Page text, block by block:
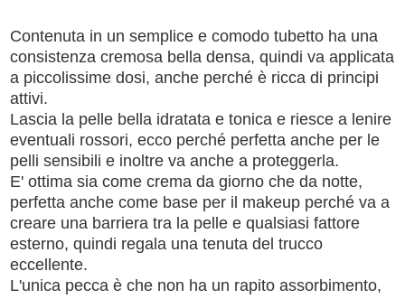
Contenuta in un semplice e comodo tubetto ha una
consistenza cremosa bella densa, quindi va applicata
a piccolissime dosi, anche perché è ricca di principi
attivi.
Lascia la pelle bella idratata e tonica e riesce a lenire
eventuali rossori, ecco perché perfetta anche per le
pelli sensibili e inoltre va anche a proteggerla.
E' ottima sia come crema da giorno che da notte,
perfetta anche come base per il makeup perché va a
creare una barriera tra la pelle e qualsiasi fattore
esterno, quindi regala una tenuta del trucco
eccellente.
L'unica pecca è che non ha un rapito assorbimento,